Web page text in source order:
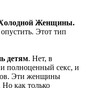
Холодной Женщины.
Этот тип
детям. Нет, в
полноценный секс, и
Эти женщины
Но как только